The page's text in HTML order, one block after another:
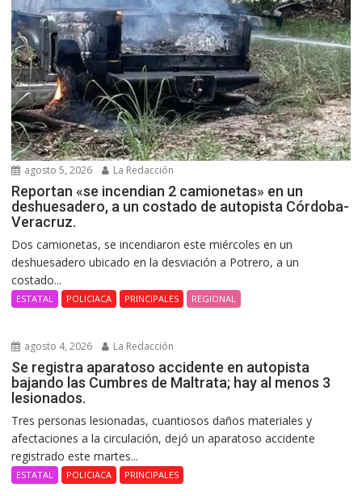
agosto 5, 2026 La Redacción
Reportan «se incendian 2 camionetas» en un
deshuesadero, a un costado de autopista Córdoba-
Veracruz.
Dos camionetas, se incendiaron este miércoles en un
deshuesadero ubicado en la desviación a Potrero, a un
costado...
ESTATAL POLICIACA PRINCIPALES REGIONAL
agosto 4, 2026 La Redacción
Se registra aparatoso accidente en autopista
bajando las Cumbres de Maltrata; hay al menos 3
lesionados.
Tres personas lesionadas, cuantiosos daños materiales y
afectaciones a la circulación, dejó un aparatoso accidente
registrado este martes...
ESTATAL POLICIACA PRINCIPALES